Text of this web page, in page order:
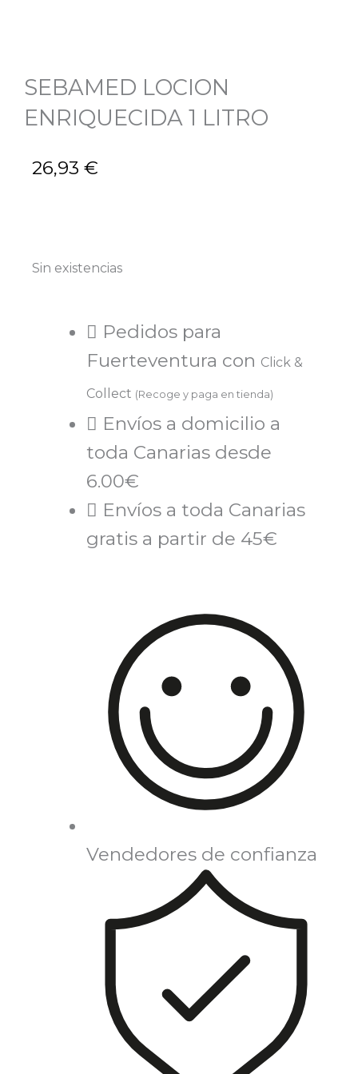
SEBAMED LOCION
ENRIQUECIDA 1 LITRO
26,93 €
Sin existencias
Pedidos para
Fuerteventura con Click &
Collect (Recoge y paga en tienda)
Envíos a domicilio a
toda Canarias desde
6.00€
Envíos a toda Canarias
gratis a partir de 45€
Vendedores de confianza